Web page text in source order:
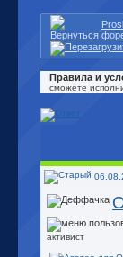
Правила и
сможете
активист